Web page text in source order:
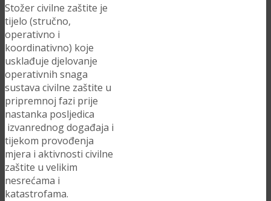
Stožer civilne zaštite je
tijelo (stručno,
operativno i
koordinativno) koje
usklađuje djelovanje
operativnih snaga
sustava civilne zaštite u
pripremnoj fazi prije
nastanka posljedica
izvanrednog događaja i
tijekom provođenja
mjera i aktivnosti civilne
zaštite u velikim
nesrećama i
katastrofama.